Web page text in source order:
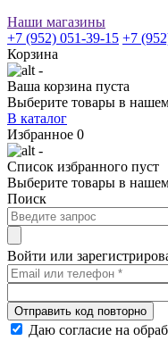
Наши магазины
+7 (952) 051-39-15 +7
Корзина
-
Ваша корзина пуста
Выберите товары в нашем
В каталог
Избранное 0
-
Список избранного пуст
Выберите товары в нашем
Поиск
Войти или
Отправить код повторно
Даю согласие на